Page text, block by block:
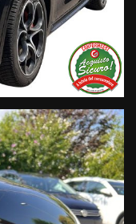
recensioni che
dove
maggiori foto e
e la nostra storia.
08:3012:00 –